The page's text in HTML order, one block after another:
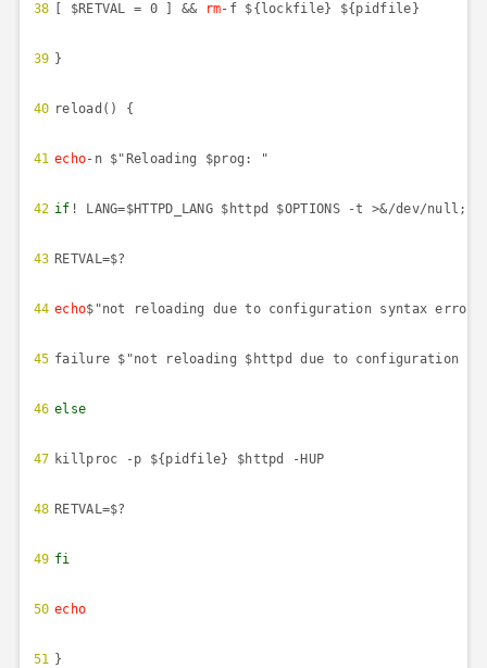
38
39
40
41
42
43
44
45
46
47
48
49
50
51
[ $RETVAL = 0 ] && rm-f ${lockfile} ${pidfile}
}
reload() {
echo-n $"Reloading $prog: "
if ! LANG=$HTTPD_LANG $httpd $OPTIONS -t >&/dev/null;
RETVAL=$?
echo$"not reloading due to configuration syntax error"
failure $"not reloading $httpd due to configuration
else
killproc -p ${pidfile} $httpd -HUP
RETVAL=$?
fi
echo
}